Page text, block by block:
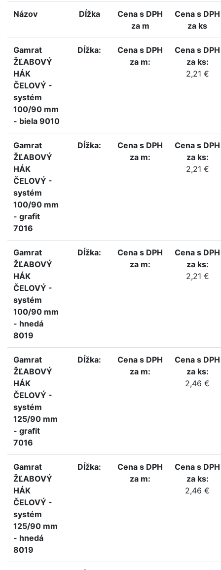
Názov Dĺžka
Cena s DPH
za m
Cena s DPH
za ks
Gamrat
ŽĽABOVÝ
HÁK
ČELOVÝ -
systém
100/90 mm
- biela 9010
Dĺžka:
Cena s DPH
za m:
Cena s DPH
za ks:
2,21 €
Gamrat
ŽĽABOVÝ
HÁK
ČELOVÝ -
systém
100/90 mm
- grafit
7016
Dĺžka:
Cena s DPH
za m:
Cena s DPH
za ks:
2,21 €
Gamrat
ŽĽABOVÝ
HÁK
ČELOVÝ -
systém
100/90 mm
- hnedá
8019
Dĺžka:
Cena s DPH
za m:
Cena s DPH
za ks:
2,21 €
Gamrat
ŽĽABOVÝ
HÁK
ČELOVÝ -
systém
125/90 mm
- grafit
7016
Dĺžka:
Cena s DPH
za m:
Cena s DPH
za ks:
2,46 €
Gamrat
ŽĽABOVÝ
HÁK
ČELOVÝ -
systém
125/90 mm
- hnedá
8019
Dĺžka:
Cena s DPH
za m:
Cena s DPH
za ks:
2,46 €